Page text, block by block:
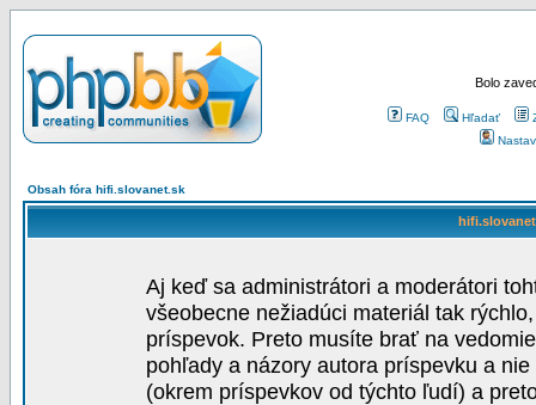
Bolo
FAQ Hľadať
Obsah fóra hifi.slovanet.sk
Aj keď sa administrátori a moderátori
všeobecne nežiadúci materiál tak
príspevok. Preto musíte brať na
pohľady a názory autora príspevku a
(okrem príspevkov od týchto ľudí) a